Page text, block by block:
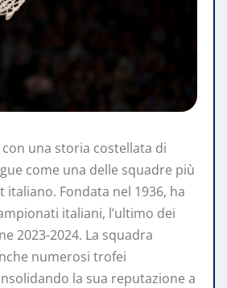
con una storia costellata di
come una delle squadre più
italiano. Fondata nel 1936, ha
italiani, l’ultimo dei
2023-2024. La squadra
numerosi trofei
la sua reputazione a